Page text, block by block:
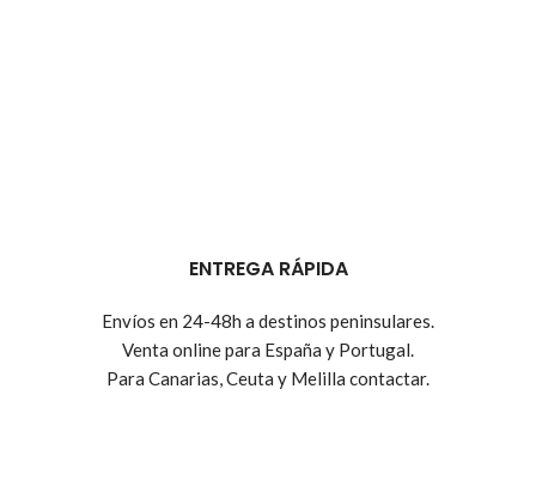
ENTREGA RÁPIDA
Envíos en 24-48h a destinos peninsulares.
Venta online para España y Portugal.
Para Canarias, Ceuta y Melilla contactar.